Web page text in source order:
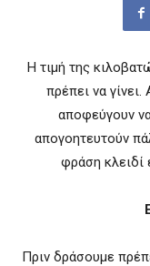
Η τιμή της
πρέπει να
αποφεύγουν
απογοητευτούν
φράση κλειδί
Πριν δράσουμε